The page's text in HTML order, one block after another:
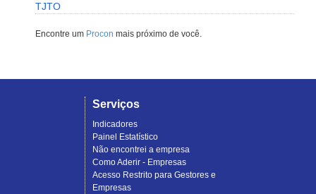
TJTO
Encontre um Procon mais próximo de você.
Serviços
Indicadores
Painel Estatístico
Não encontrei a empresa
Como Aderir - Empresas
Acesso Restrito para Gestores e
Empresas